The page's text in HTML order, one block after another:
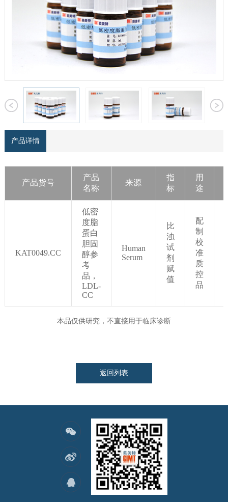
产品详情
产品货号
产品
名称
来源
指
标
用
途
KAT0049.CC
低密
度脂
蛋白
胆固
醇参
考
品，
LDL-
CC
Human
Serum
比
浊
试
剂
赋
值
配
制
校
准
质
控
品
本品仅供研究，不直接用于临床诊断
返回列表